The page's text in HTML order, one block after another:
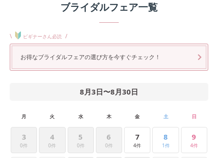
ブライダルフェア一覧
\ ビギナーさん必読 /
お得なブライダルフェアの選び方を今すぐチェック！
8月3日〜8月30日
月 火 水 木 金 土 日
3
0件
4
0件
5
0件
6
0件
7
4件
8
1件
9
4件